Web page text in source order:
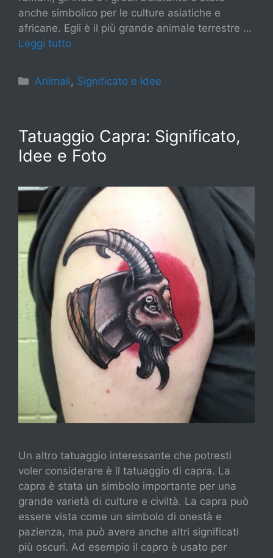
anche simbolico per le culture asiatiche e
africane. Egli è il più grande animale terrestre …
Leggi tutto
Categorie
Animali, Significato e Idee
Tatuaggio Capra: Significato,
Idee e Foto
Un altro tatuaggio interessante che potresti
voler considerare è il tatuaggio di capra. La
capra è stata un simbolo importante per una
grande varietà di culture e civiltà. La capra può
essere vista come un simbolo di onestà e
pazienza, ma può avere anche altri significati
più oscuri. Ad esempio il capro è usato per